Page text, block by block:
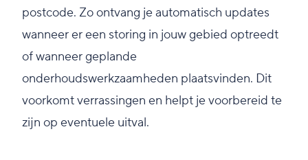
postcode. Zo ontvang je automatisch updates
wanneer er een storing in jouw gebied optreedt
of wanneer geplande
onderhoudswerkzaamheden plaatsvinden. Dit
voorkomt verrassingen en helpt je voorbereid te
zijn op eventuele uitval.